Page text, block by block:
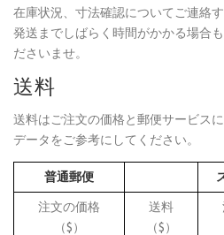
在庫状況、寸法確認についてご連絡
発送までしばらく時間がかかる場合
ださいませ。
送料
送料はご注文の価格と郵便サービス
データをご参考にしてください。
普通郵便
注文の価格
（$）
送料
（$）